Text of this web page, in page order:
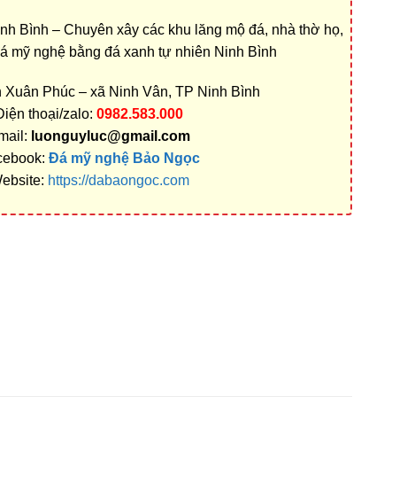
Bình – Chuyên xây các khu lăng mộ đá, nhà thờ họ,
mỹ nghệ bằng đá xanh tự nhiên Ninh Bình
Phúc – xã Ninh Vân, TP Ninh Bình
thoại/zalo: 0982.583.000
luonguyluc@gmail.com
Đá mỹ nghệ Bảo Ngọc
https://dabaongoc.com